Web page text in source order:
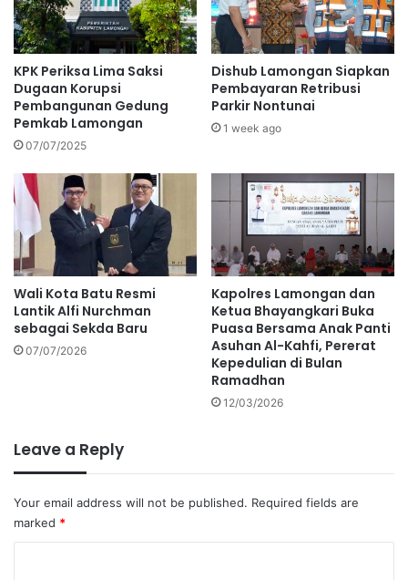
KPK Periksa Lima Saksi
Dugaan Korupsi
Pembangunan Gedung
Pemkab Lamongan
07/07/2025
Dishub Lamongan Siapkan
Pembayaran Retribusi
Parkir Nontunai
1 week ago
Wali Kota Batu Resmi
Lantik Alfi Nurchman
sebagai Sekda Baru
07/07/2026
Kapolres Lamongan dan
Ketua Bhayangkari Buka
Puasa Bersama Anak Panti
Asuhan Al-Kahfi, Pererat
Kepedulian di Bulan
Ramadhan
12/03/2026
Leave a Reply
Your email address will not be published. Required fields are
marked *